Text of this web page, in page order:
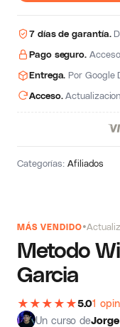
MÁS VENDIDO
Metodo
Garcia
★ ★ ★ ★ ★5.01
Un curso de
7 días de garantía.
Pago seguro.
Entrega. Por Google
Acceso.
Categorías:Afiliados